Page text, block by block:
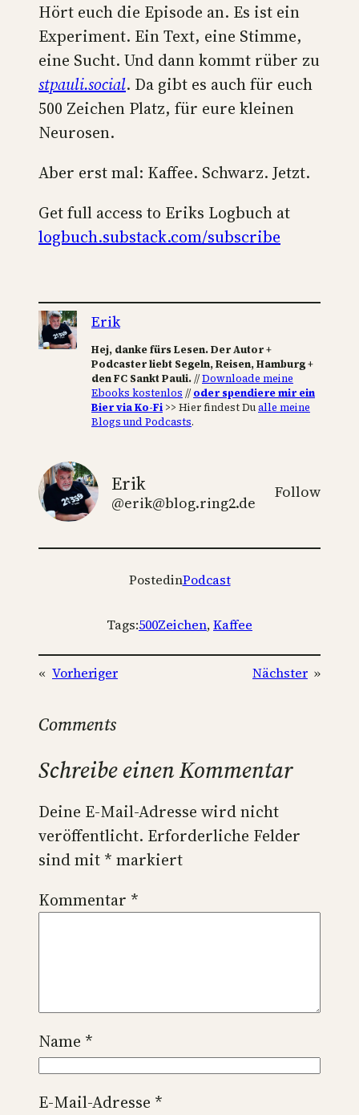
Hört euch die Episode an. Es ist ein
Experiment. Ein Text, eine Stimme,
eine Sucht. Und dann kommt rüber zu
stpauli.social. Da gibt es auch für euch
500 Zeichen Platz, für eure kleinen
Neurosen.
Aber erst mal: Kaffee. Schwarz. Jetzt.
Get full access to Eriks Logbuch at
logbuch.substack.com/subscribe
Erik
Hej, danke fürs Lesen. Der Autor +
Podcaster liebt Segeln, Reisen, Hamburg +
den FC Sankt Pauli.//Downloade meine
Ebooks kostenlos //oder spendiere mir ein
Bier via Ko-Fi >> Hier findest Dualle meine
Blogs und Podcasts.
Erik
@erik@blog.ring2.de
Follow
PostedinPodcast
Tags:500Zeichen, Kaffee
« Vorheriger Nächster »
Comments
Schreibe einen Kommentar
Deine E-Mail-Adresse wird nicht
veröffentlicht. Erforderliche Felder
sind mit * markiert
Kommentar *
Name *
E-Mail-Adresse *